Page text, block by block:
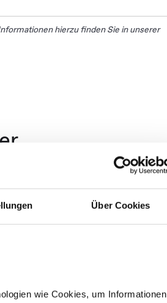
Über Cookies
wie Cookies, um Informationen
hierzu finden Sie in unserer
Beratungsseite